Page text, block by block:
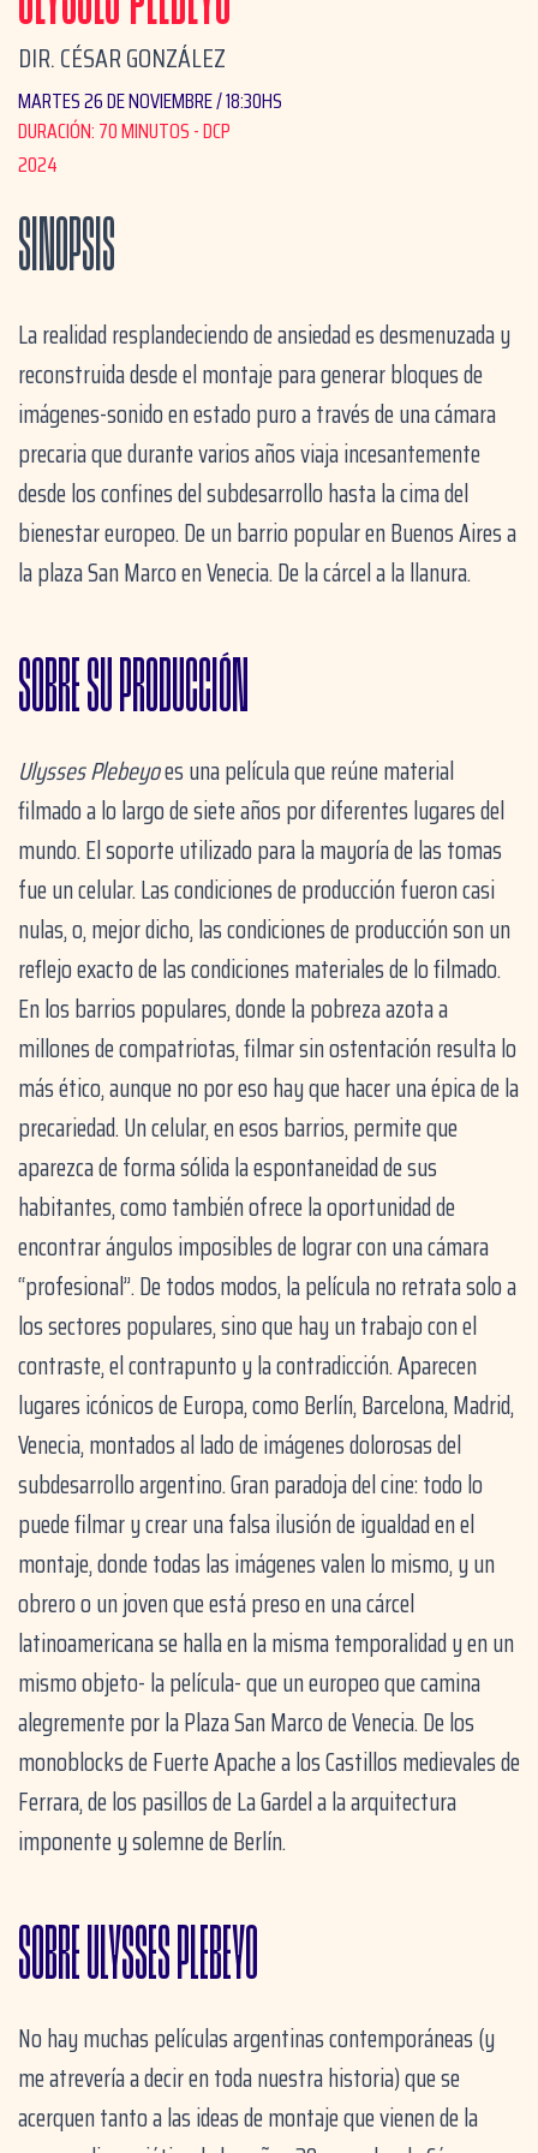
DIR. CÉSAR GONZÁLEZ
MARTES 26 DE NOVIEMBRE / 18:30HS
DURACIÓN: 70 MINUTOS - DCP
2024
SINOPSIS
La realidad resplandeciendo de ansiedad es desmenuzada y
reconstruida desde el montaje para generar bloques de
imágenes-sonido en estado puro a través de una cámara
precaria que durante varios años viaja incesantemente
desde los confines del subdesarrollo hasta la cima del
bienestar europeo. De un barrio popular en Buenos Aires a
la plaza San Marco en Venecia. De la cárcel a la llanura.
SOBRE SU PRODUCCIÓN
Ulysses Plebeyoes una película que reúne material
filmado a lo largo de siete años por diferentes lugares del
mundo. El soporte utilizado para la mayoría de las tomas
fue un celular. Las condiciones de producción fueron casi
nulas, o, mejor dicho, las condiciones de producción son un
reflejo exacto de las condiciones materiales de lo filmado.
En los barrios populares, donde la pobreza azota a
millones de compatriotas, filmar sin ostentación resulta lo
más ético, aunque no por eso hay que hacer una épica de la
precariedad. Un celular, en esos barrios, permite que
aparezca de forma sólida la espontaneidad de sus
habitantes, como también ofrece la oportunidad de
encontrar ángulos imposibles de lograr con una cámara
“profesional”. De todos modos, la película no retrata solo a
los sectores populares, sino que hay un trabajo con el
contraste, el contrapunto y la contradicción. Aparecen
lugares icónicos de Europa, como Berlín, Barcelona, Madrid,
Venecia, montados al lado de imágenes dolorosas del
subdesarrollo argentino. Gran paradoja del cine: todo lo
puede filmar y crear una falsa ilusión de igualdad en el
montaje, donde todas las imágenes valen lo mismo, y un
obrero o un joven que está preso en una cárcel
latinoamericana se halla en la misma temporalidad y en un
mismo objeto- la película- que un europeo que camina
alegremente por la Plaza San Marco de Venecia. De los
monoblocks de Fuerte Apache a los Castillos medievales de
Ferrara, de los pasillos de La Gardel a la arquitectura
imponente y solemne de Berlín.
SOBRE ULYSSES PLEBEYO
No hay muchas películas argentinas contemporáneas (y
me atrevería a decir en toda nuestra historia) que se
acerquen tanto a las ideas de montaje que vienen de la